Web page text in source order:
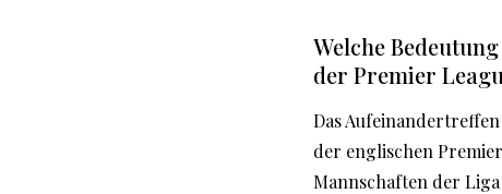
Welche
der Premier
Das
der englischen
Mannschaften der